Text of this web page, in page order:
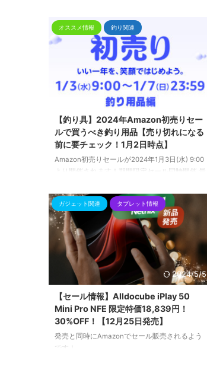
オススメ情報 釣り関連
【釣り具】2024年Amazon初売りセー
ルで買うべき釣り用品【売り切れになる
前に要チェック！1月2日時点】
Amazon初売りセールが2024年1月3日(水) 9:00
より開催されます！期間限定セール同時開催 最
ガジェット関連 タブレット情報
2024/5/5
【セール情報】Alldocube iPlay 50
Mini Pro NFE 限定特価18,839円！
30%OFF！【12月25日発売】
発売と同時にAmazonでセール販売されるよう
です！